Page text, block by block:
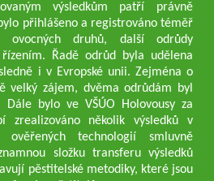
výsledkům patří právně
přihlášeno a registrováno téměř
ovocných druhů, další odrůdy
Řadě odrůd byla udělena
i v Evropské unii. Zejména o
velký zájem, dvěma odrůdám byl
Dále bylo ve VŠÚO Holovousy za
zrealizováno několik výsledků v
technologií smluvně
složku transferu výsledků
pěstitelské metodiky, které jsou